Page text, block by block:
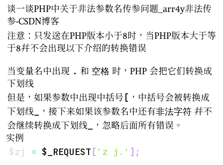
谈一谈PHP中关于非法参数名传参问题_arr4y非法传
参-CSDN博客
注意：只发送在PHP版本小于8时，当PHP版本大于等
于8并不会出现以下介绍的转换错误
当变量名中出现 . 和 空格 时，PHP 会把它们转换成
下划线
但是，如果参数中出现中括号 [ ，中括号会被转换成
下划线
，接下来如果该参数名中还有非法字符 并不
会继续转换成下划线
，忽略后面所有错误。
实例
$zj = $_REQUEST [ 'z j.' ] ;